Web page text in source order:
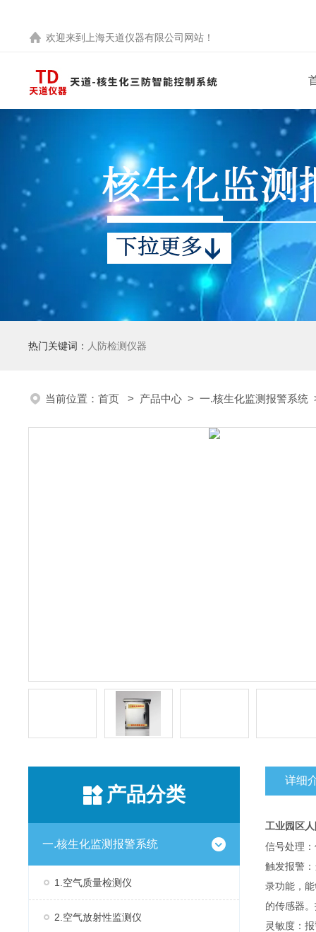
欢迎来到 上海天道仪器有限公司 网站！
热门关键词： 人防检测仪器
当前位置： 首页 > 产品中心 > 一.核生化监测报警系统
产品分类
一.核生化监测报警系统
1.空气质量检测仪
2.空气放射性监测仪
详细
工业园区
信号处理
触发报警
录功能，
的传感器
灵敏度：